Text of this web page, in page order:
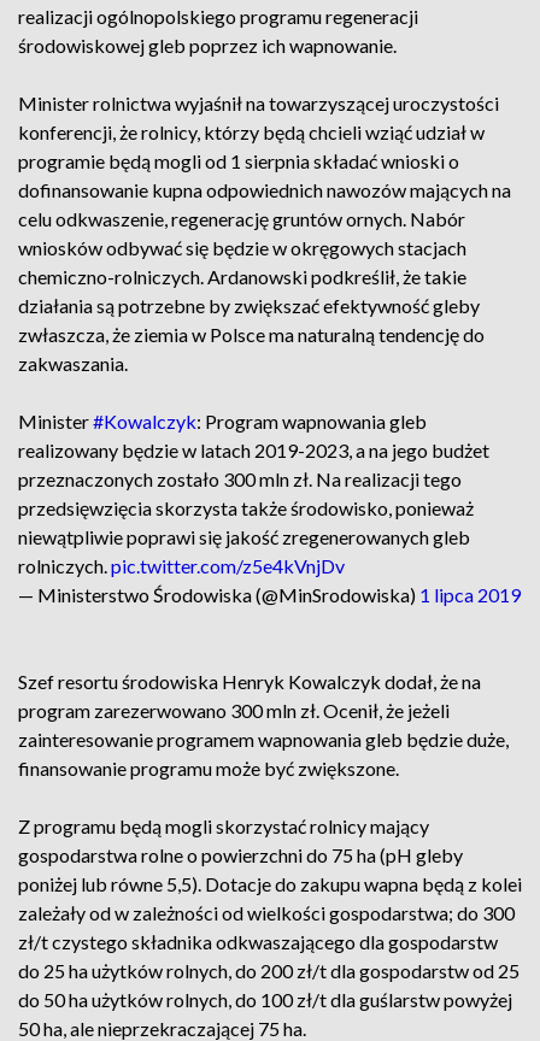
realizacji ogólnopolskiego programu regeneracji
środowiskowej gleb poprzez ich wapnowanie.
Minister rolnictwa wyjaśnił na towarzyszącej uroczystości
konferencji, że rolnicy, którzy będą chcieli wziąć udział w
programie będą mogli od 1 sierpnia składać wnioski o
dofinansowanie kupna odpowiednich nawozów mających na
celu odkwaszenie, regenerację gruntów ornych. Nabór
wniosków odbywać się będzie w okręgowych stacjach
chemiczno-rolniczych. Ardanowski podkreślił, że takie
działania są potrzebne by zwiększać efektywność gleby
zwłaszcza, że ziemia w Polsce ma naturalną tendencję do
zakwaszania.
Minister#Kowalczyk: Program wapnowania gleb
realizowany będzie w latach 2019-2023, a na jego budżet
przeznaczonych zostało 300 mln zł. Na realizacji tego
przedsięwzięcia skorzysta także środowisko, ponieważ
niewątpliwie poprawi się jakość zregenerowanych gleb
rolniczych.pic.twitter.com/z5e4kVnjDv
— Ministerstwo Środowiska (@MinSrodowiska) 1 lipca 2019
Szef resortu środowiska Henryk Kowalczyk dodał, że na
program zarezerwowano 300 mln zł. Ocenił, że jeżeli
zainteresowanie programem wapnowania gleb będzie duże,
finansowanie programu może być zwiększone.
Z programu będą mogli skorzystać rolnicy mający
gospodarstwa rolne o powierzchni do 75 ha (pH gleby
poniżej lub równe 5,5). Dotacje do zakupu wapna będą z kolei
zależały od w zależności od wielkości gospodarstwa; do 300
zł/t czystego składnika odkwaszającego dla gospodarstw
do 25 ha użytków rolnych, do 200 zł/t dla gospodarstw od 25
do 50 ha użytków rolnych, do 100 zł/t dla guślarstw powyżej
50 ha, ale nieprzekraczającej 75 ha.